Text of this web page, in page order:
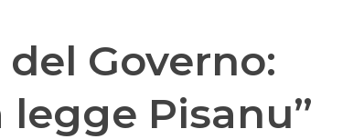
Governo:
legge Pisanu”